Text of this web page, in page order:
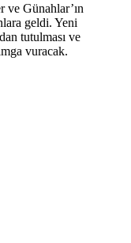
Günahlar’ın
geldi. Yeni
tutulması ve
vuracak.